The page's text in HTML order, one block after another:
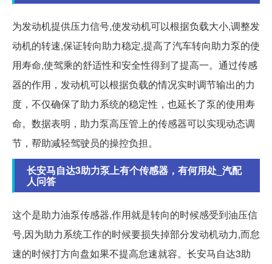
为发动机提供压力信号,使发动机可以根据负载大小,调整发
动机的转速,保证转向助力稳定,提高了汽车转向助力泵的使
用寿命,使驾乘的舒适性和安全性得到了提高一。通过传感
器的作用，发动机可以根据负载的情况实时调节输出的力
度，不仅确保了助力系统的稳定性，也延长了泵的使用寿
命。数据表明，助力泵高压管上的传感器可以实现动态调
节，帮助减轻驾驶员的操控负担。
长安马自达3助力泵上有个传感器，有何用处_汽配
人问答
这个是助力油泵传感器,作用就是转向的时候感受到油压信
号,因为助力系统工作的时候要损失掉部分发动机动力,而怠
速的时候打方向盘如果不提高怠速就容。长安马自达3助